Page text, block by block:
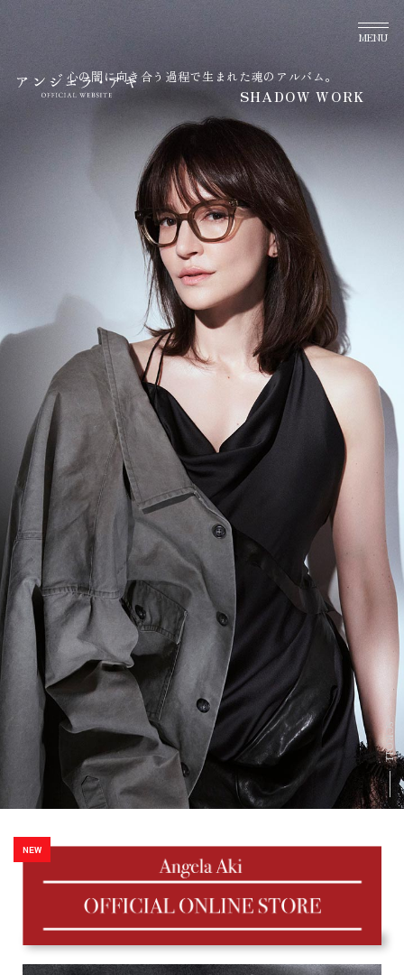
MENU
心の闇に向き合う過程で生まれた魂のアルバム。
SHADOW WORK
SCROLL